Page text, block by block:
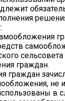
граждан.
граждан
не
в